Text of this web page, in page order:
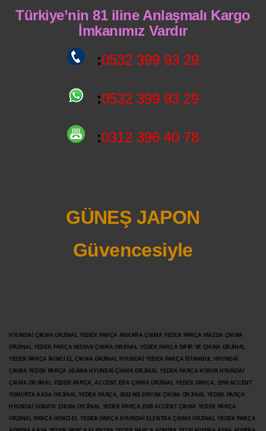
Türkiye’nin 81 iline Anlaşmalı Kargo
İmkanımız Vardır
:0532 399 93 29
:0532 399 93 29
:0312 396 40 78
GÜNEŞ JAPON
Güvencesiyle
HYUNDAİ ÇIKMA ORJİNAL YEDEK PARÇA ANKARA ÇIKMA YEDEK PARÇA MAZDA ÇIKMA
ORJİNAL YEDEK PARÇA NİSSAN ÇIKMA ORJİNAL YEDEK PARÇA SIFIR VE ÇIKMA ORJİNAL
YEDEK PARÇA İKİNCİ EL ÇIKMA ORJİNAL HYUNDAİ YEDEK PARÇA İSTANBUL HYUNDAİ
ÇIKMA YEDEK PARÇA ADANA HYUNDAİ ÇIKMA ORJİNAL YEDEK PARÇA KONYA HYUNDAİ
ÇIKMA ORJİNAL YEDEK PARÇA, ACCENT ERA ÇIKMA ORJİNAL YEDEK PARÇA, 1998 ACCENT
YUMURTA KASA ORJİNAL YEDEK PARÇA, 2002 MİLENYUM ÇIKMA ORJİNAL YEDEK PARÇA
HYUNDAİ SONATA ÇIKMA ORJİNAL YEDEK PARÇA 2005 ACCENT ÇIKMA YEDEK PARÇA
ORJİNAL PARÇA İKİNCİ EL YEDEK PARÇA HYUNDAİ ELENTRA ÇIKMA ORJİNAL YEDEK PARÇA